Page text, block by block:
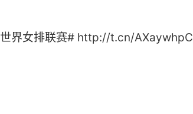
界女排联赛# http://t.cn/AXaywhpC